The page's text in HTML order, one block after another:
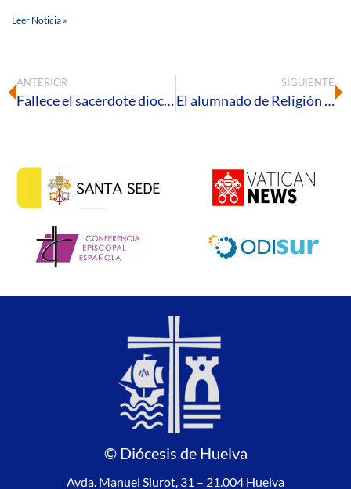
Leer Noticia »
ANTERIOR
Fallece el sacerdote diocesano Ángel Manuel Rodríguez Castillo
SIGUIENTE
El alumnado de Religión se acercará a las hermandades de Semana Santa de Huelva
© Diócesis de Huelva
Avda. Manuel Siurot, 31 – 21.004 Huelva